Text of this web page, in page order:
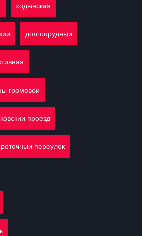
ходынская
долгопрудныи
громовои
проезд
переулок